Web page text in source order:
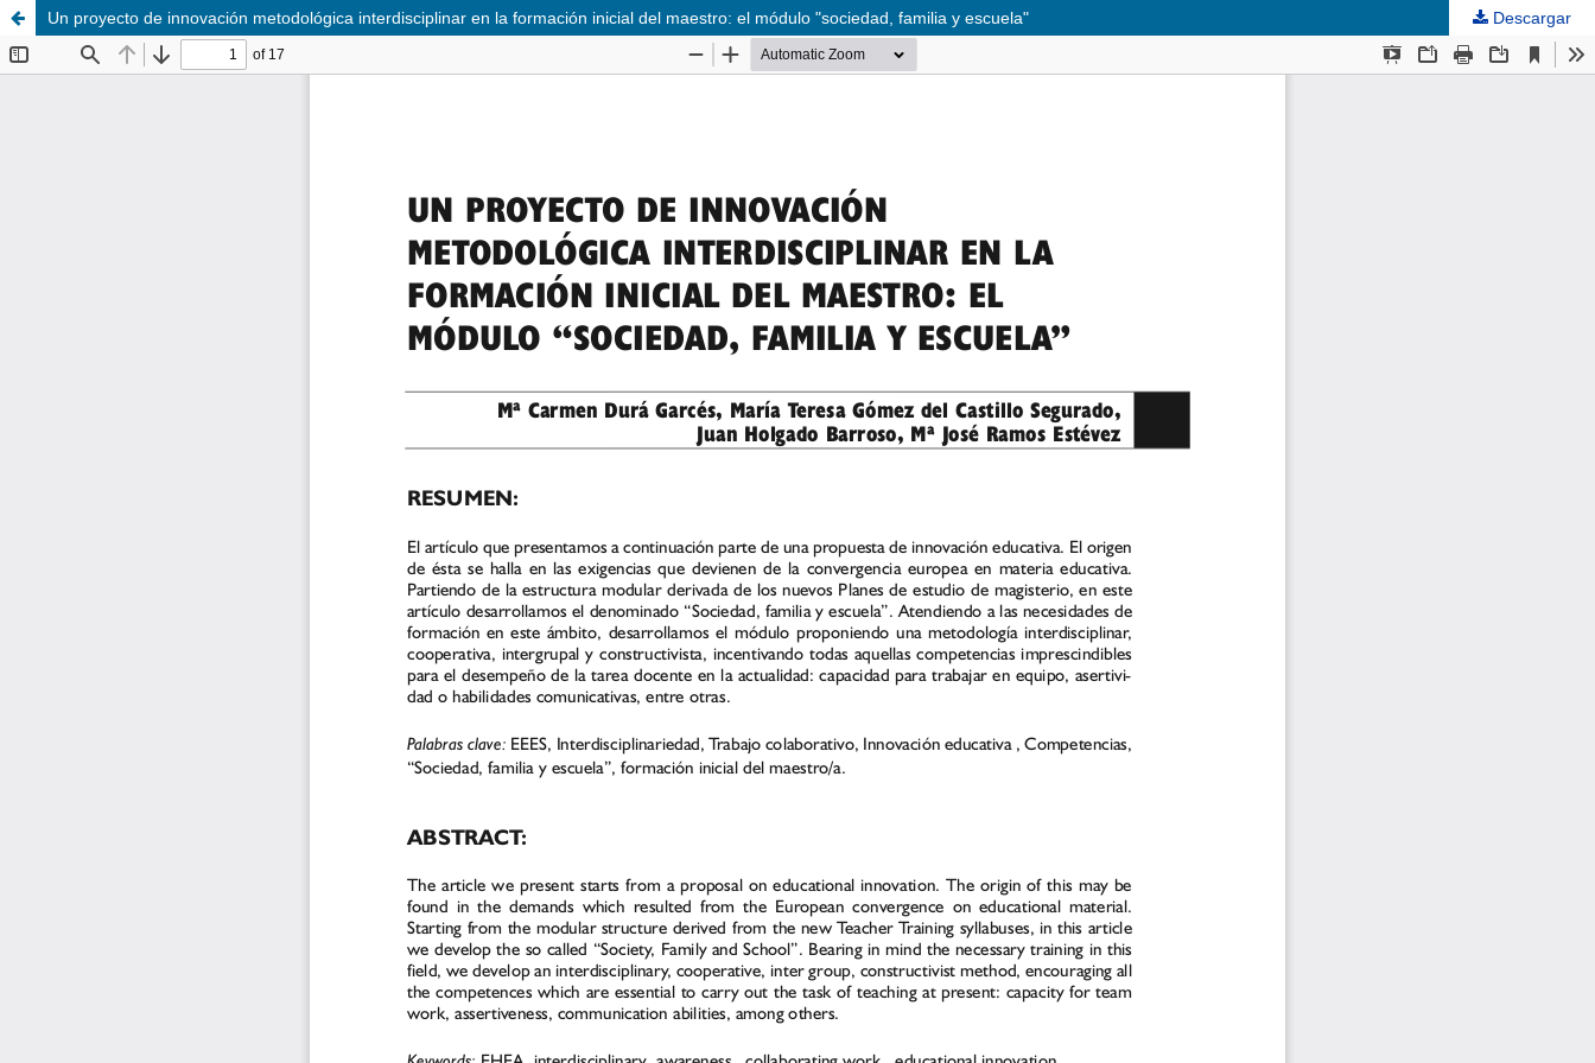
Un proyecto de innovación metodológica interdisciplinar en la formación inicial del maestro: el módulo "sociedad, familia y escuela" Descargar